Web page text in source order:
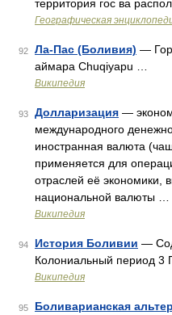
территория гос ва
Географическая
92 Ла-Пас (Боливия) —
аймара Chuqiyapu …
Википедия
93 Долларизация —
международного
иностранная валюта
применяется для
отраслей её экономики,
национальной валюты …
Википедия
94 История Боливии —
Колониальный период 3
Википедия
95
Боливарианская